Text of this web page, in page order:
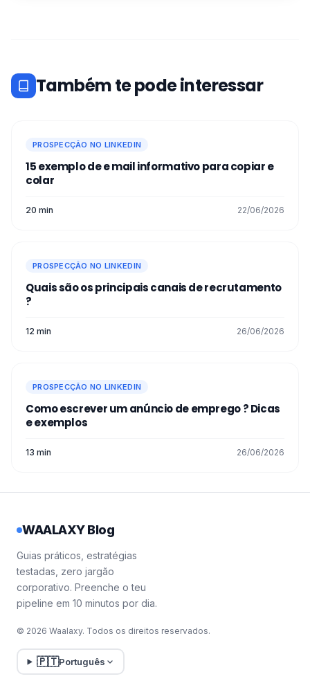
Também te pode interessar
PROSPECÇÃO NO LINKEDIN
15 exemplo de e mail informativo para copiar e
colar
20 min 22/06/2026
PROSPECÇÃO NO LINKEDIN
Quais são os principais canais de recrutamento
?
12 min 26/06/2026
PROSPECÇÃO NO LINKEDIN
Como escrever um anúncio de emprego​ ? Dicas
e exemplos
13 min 26/06/2026
WAALAXY Blog
Guias práticos, estratégias
testadas, zero jargão
corporativo. Preenche o teu
pipeline em 10 minutos por dia.
© 2026 Waalaxy. Todos os direitos reservados.
🇵🇹Português